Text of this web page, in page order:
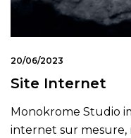
20/06/2023
Site Internet
Monokrome Studio
internet sur mesure,